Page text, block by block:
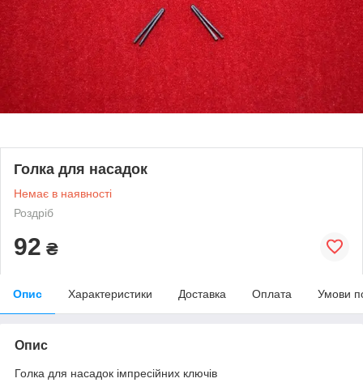
Голка для насадок
Немає в наявності
Роздріб
92 ₴
Опис Характеристики Доставка Оплата Умови
Опис
Голка для насадок імпресійних ключів